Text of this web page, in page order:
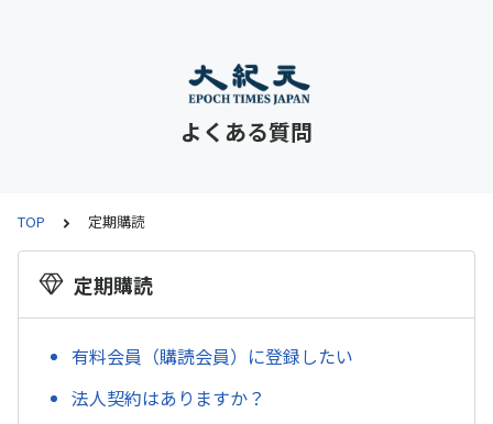
よくある質問
TOP 定期購読
定期購読
有料会員（購読会員）に登録したい
法人契約はありますか？